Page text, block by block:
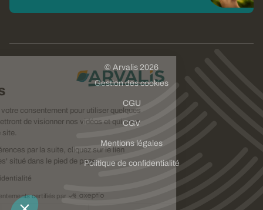
vos cookies
Nous avons besoin de votre consentement pour utiliser quelques
cookies qui vous permettront de visionner nos vidéos et qui nous
aideront à améliorer ce site.
Pour modifier vos préférences par la suite, cliquez sur le lien
'Préférences de cookies' situé dans le pied de page.
Lire la politique de confidentialité
Consentements certifiés par
© Arvalis 2026
Gestion des cookies
CGU
CGV
Mentions légales
Politique de confidentialité